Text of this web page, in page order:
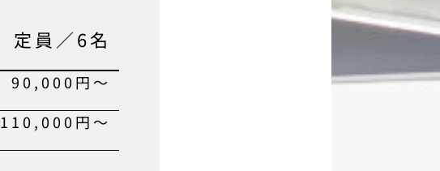
定員／6名
90,000円〜
110,000円〜